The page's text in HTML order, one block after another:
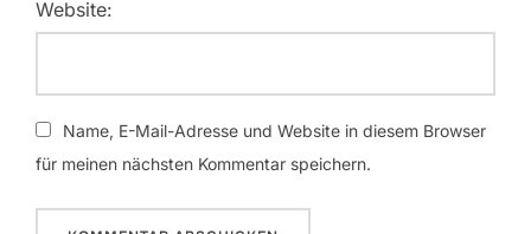
Website:
Name, E-Mail-Adresse und Website in diesem Browser
für meinen nächsten Kommentar speichern.